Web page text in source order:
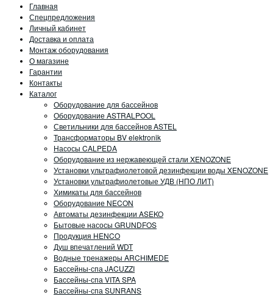
Главная
Спецпредложения
Личный кабинет
Доставка и оплата
Монтаж оборудования
О магазине
Гарантии
Контакты
Каталог
Оборудование для бассейнов
Оборудование ASTRALPOOL
Светильники для бассейнов ASTEL
Трансформаторы BV elektronik
Насосы CALPEDA
Оборудование из нержавеющей стали XENOZONE
Установки ультрафиолетовой дезинфекции воды XENOZONE
Установки ультрафиолетовые УДВ (НПО ЛИТ)
Химикаты для бассейнов
Оборудование NECON
Автоматы дезинфекции ASEKO
Бытовые насосы GRUNDFOS
Продукция HENCO
Душ впечатлений WDT
Водные тренажеры ARCHIMEDE
Бассейны-спа JACUZZI
Бассейны-спа VITA SPA
Бассейны-спа SUNRANS